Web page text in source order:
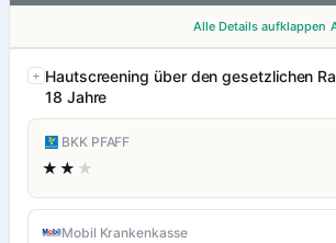
Alle Details aufklappen
Hautscreening über den gesetzlichen
18 Jahre
BKK PFAFF
★★ ★
Mobil Krankenkasse